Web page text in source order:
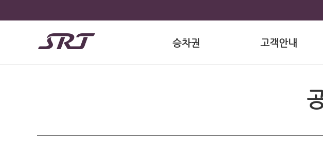
승차권 고객안내